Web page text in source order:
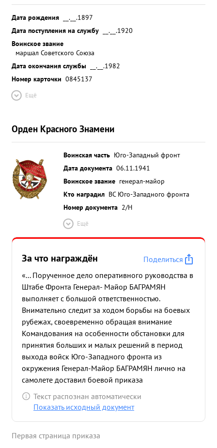
Дата рождения
__.__.1897
Дата поступления на службу
__.__.1920
Воинское звание
маршал Советского Союза
Дата окончания службы
__.__.1982
Номер карточки 0845137
Ещё
Орден Красного Знамени
Воинская часть Юго-Западный фронт
Дата документа 06.11.1941
Воинское звание генерал-майор
Кто наградил ВС Юго-Западного фронта
Номер документа 2/Н
Ещё
За что награждён
Поделиться
«... Порученное дело оперативного руководства в
Штабе Фронта Генерал- Майор БАГРАМЯН
выполняет с большой ответственностью.
Внимательно следит за ходом борьбы на боевых
рубежах, своевременно обращая внимание
Командования на особенности обстановки для
принятия больших и малых решений в период
выхода войск Юго-Западного фронта из
окружения Генерал-Майор БАГРАМЯН лично на
самолете доставил боевой приказа
Командования Фронтом в сложных условиях, а
затем многое сделал для успешного отвода войск
боевыми действиями отдельных групп бойцов и
Текст распознан автоматически
Показать исходный документ
Первая страница приказа